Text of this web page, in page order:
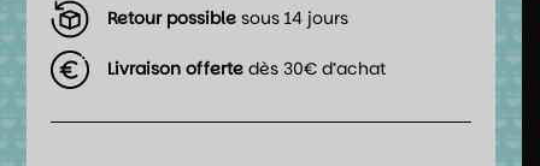
Retour possible sous 14 jours
Livraison offerte dès 30€ d’achat